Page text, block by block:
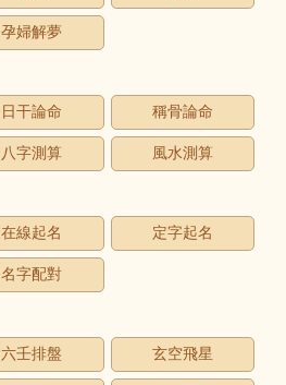
孕婦解夢
日干論命 稱骨論命
八字測算 風水測算
在線起名 定字起名
名字配對
六壬排盤 玄空飛星